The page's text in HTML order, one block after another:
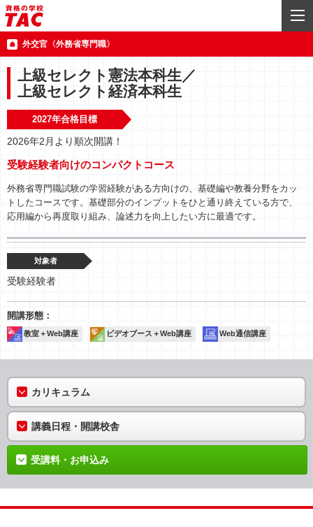
外交官〈外務省専門職〉
上級セレクト憲法本科生／
上級セレクト経済本科生
2027年合格目標
2026年2月より順次開講！
受験経験者向けのコンパクトコース
外務省専門職試験の学習経験がある方向けの、基礎編や教養分野をカッ
トしたコースです。基礎部分のインプットをひと通り終えている方で、
応用編から再度取り組み、論述力を向上したい方に最適です。
対象者
受験経験者
教室＋Web講座 ビデオブース＋Web講座 Web通信講座
カリキュラム
講義日程・開講校舎
受講料・お申込み